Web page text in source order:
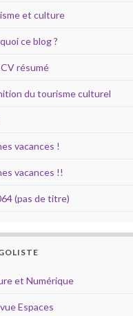
et culture
ce blog ?
résumé
du tourisme culturel
vacances !
vacances !!
(pas de titre)
et Numérique
Espaces